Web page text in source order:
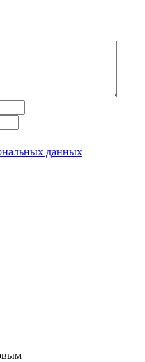
данных